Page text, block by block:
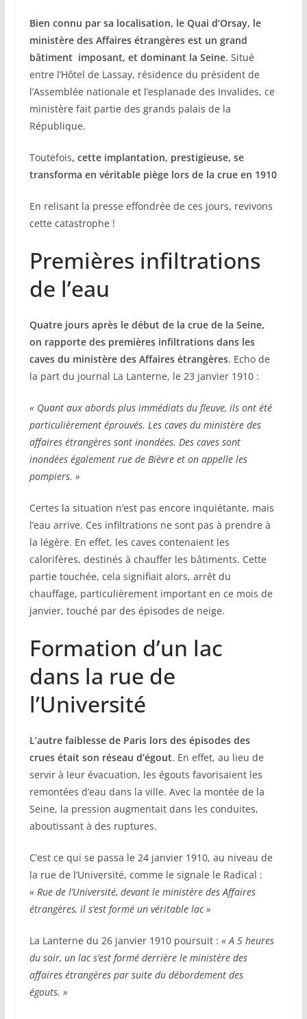
Bien connu par sa localisation, le Quai d’Orsay, le
ministère des Affaires étrangères est un grand
bâtiment imposant, et dominant la Seine. Situé
entre l’Hôtel de Lassay, résidence du président de
l’Assemblée nationale et l’esplanade des Invalides, ce
ministère fait partie des grands palais de la
République.
Toutefois, cette implantation, prestigieuse, se
transforma en véritable piège lors de la crue en 1910
En relisant la presse effondrée de ces jours, revivons
cette catastrophe !
Premières infiltrations
de l’eau
Quatre jours après le début de la crue de la Seine,
on rapporte des premières infiltrations dans les
caves du ministère des Affaires étrangères. Echo de
la part du journal La Lanterne, le 23 janvier 1910 :
« Quant aux abords plus immédiats du fleuve, ils ont été
particulièrement éprouvés. Les caves du ministère des
affaires étrangères sont inondées. Des caves sont
inondées également rue de Bièvre et on appelle les
pompiers. »
Certes la situation n’est pas encore inquiétante, mais
l’eau arrive. Ces infiltrations ne sont pas à prendre à
la légère. En effet, les caves contenaient les
calorifères, destinés à chauffer les bâtiments. Cette
partie touchée, cela signifiait alors, arrêt du
chauffage, particulièrement important en ce mois de
janvier, touché par des épisodes de neige.
Formation d’un lac
dans la rue de
l’Université
L’autre faiblesse de Paris lors des épisodes des
crues était son réseau d’égout. En effet, au lieu de
servir à leur évacuation, les égouts favorisaient les
remontées d’eau dans la ville. Avec la montée de la
Seine, la pression augmentait dans les conduites,
aboutissant à des ruptures.
C’est ce qui se passa le 24 janvier 1910, au niveau de
la rue de l’Université, comme le signale le Radical :
« Rue de l’Université, devant le ministère des Affaires
étrangères, il s’est formé un véritable lac »
La Lanterne du 26 janvier 1910 poursuit : « A 5 heures
du soir, un lac s’est formé derrière le ministère des
affaires étrangères par suite du débordement des
égouts. »